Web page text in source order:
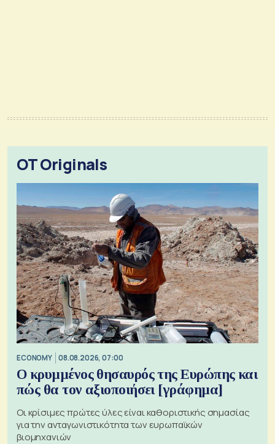
OT Originals
ECONOMY 08.08.2026, 07:00
Ο κρυμμένος θησαυρός της Ευρώπης και
πώς θα τον αξιοποιήσει [γράφημα]
Οι κρίσιμες πρώτες ύλες είναι καθοριστικής σημασίας
για την ανταγωνιστικότητα των ευρωπαϊκών
βιομηχανιών